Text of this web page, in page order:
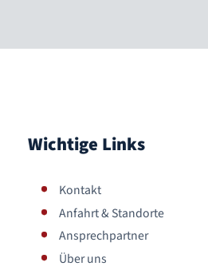
Wichtige Links
Kontakt
Anfahrt & Standorte
Ansprechpartner
Über uns